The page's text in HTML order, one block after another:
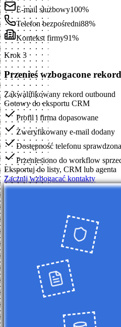
E-mail służbowy100%
Telefon bezpośredni88%
Kontekst firmy91%
Krok 3
Przenieś wzbogacone
Zakwalifikowany rekord outbound
Gotowy do eksportu CRM
Profil i firma dopasowane
Zweryfikowany e-mail dodany
Dostępność telefonu sprawdzona
Przeniesiono do workflow
Eksportuj do listy, CRM lub agenta
Zacznij wzbogacać kontakty